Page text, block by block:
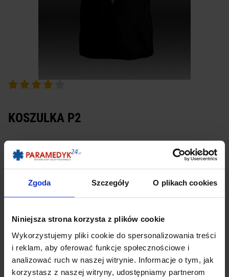
Zgoda Szczegóły O plikach cookies
Niniejsza strona korzysta z plików cookie
Wykorzystujemy pliki cookie do spersonalizowania treści
i reklam, aby oferować funkcje społecznościowe i
analizować ruch w naszej witrynie. Informacje o tym, jak
korzystasz z naszej witryny, udostępniamy partnerom
KOSZULKA P2
POBIERZ JAKO PDF DRUKUJ
Międzynarodowy
OPIS